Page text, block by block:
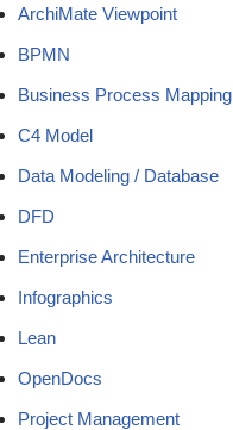
ArchiMate Viewpoint
BPMN
Business Process Mapping
C4 Model
Data Modeling / Database
DFD
Enterprise Architecture
Infographics
Lean
OpenDocs
Project Management